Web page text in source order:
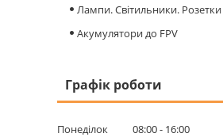
Лампи. Світильники. Розетки
Акумулятори до FPV
Графік роботи
Понеділок 08:00
16:00